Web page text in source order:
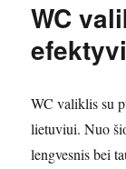
WC
WC valiklis su
lietuviui. Nuo
lengvesnis bei